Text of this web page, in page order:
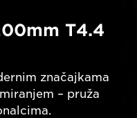
T4.4
značajkama
– pruža